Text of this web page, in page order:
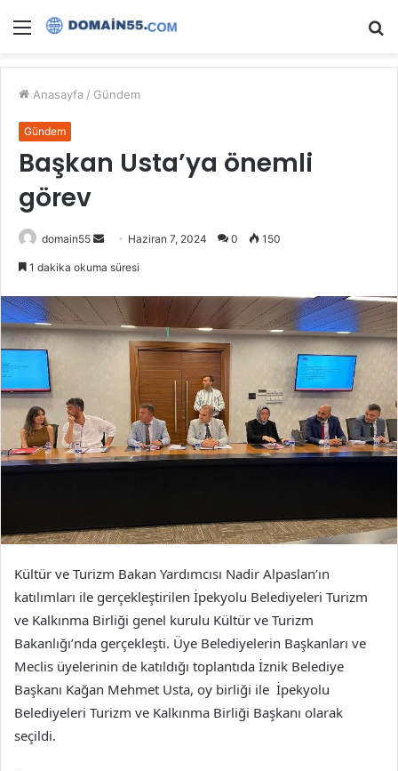
Menü
Anasayfa / Gündem
Gündem
Başkan Usta’ya önemli
görev
domain55
Bir
göndermek
Haziran 7, 2024 0 150
1 dakika okuma süresi
Kültür ve Turizm Bakan Yardımcısı Nadir Alpaslan’ın
katılımları ile gerçekleştirilen İpekyolu Belediyeleri Turizm
ve Kalkınma Birliği genel kurulu Kültür ve Turizm
Bakanlığı’nda gerçekleşti. Üye Belediyelerin Başkanları ve
Meclis üyelerinin de katıldığı toplantıda İznik Belediye
Başkanı Kağan Mehmet Usta, oy birliği ile İpekyolu
Belediyeleri Turizm ve Kalkınma Birliği Başkanı olarak
seçildi.